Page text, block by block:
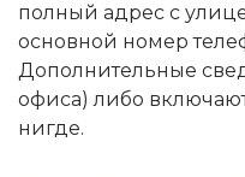
полный адрес с
основной номер
Дополнительные
офиса) либо
нигде.